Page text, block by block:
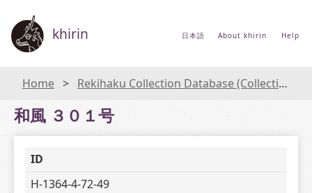
khirin 日本語 About khirin Help
Home Rekihaku Collection Database (Collections Database of the National Museum of Japanese History)
和風 ３０１号
ID
H-1364-4-72-49